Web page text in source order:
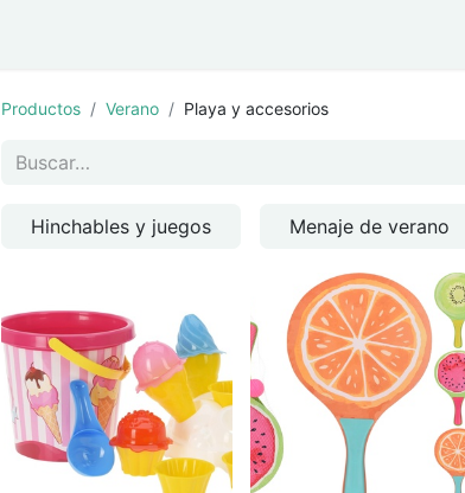
Productos Verano Playa y accesorios
Hinchables y juegos Menaje de verano